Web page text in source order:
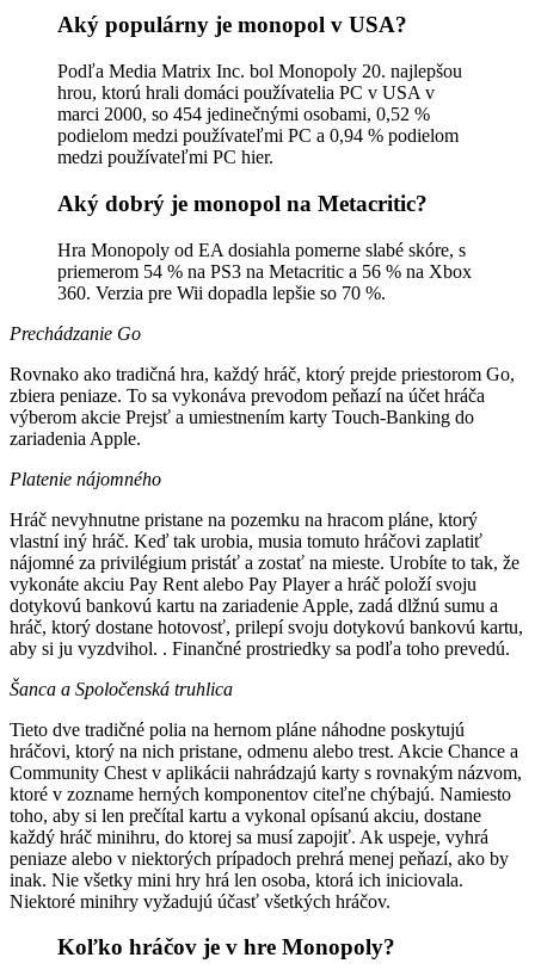
Aký populárny je monopol v USA?
Podľa Media Matrix Inc. bol Monopoly 20. najlepšou
hrou, ktorú hrali domáci používatelia PC v USA v
marci 2000, so 454 jedinečnými osobami, 0,52 %
podielom medzi používateľmi PC a 0,94 % podielom
medzi používateľmi PC hier.
Aký dobrý je monopol na Metacritic?
Hra Monopoly od EA dosiahla pomerne slabé skóre, s
priemerom 54 % na PS3 na Metacritic a 56 % na Xbox
360. Verzia pre Wii dopadla lepšie so 70 %.
Prechádzanie Go
Rovnako ako tradičná hra, každý hráč, ktorý prejde priestorom Go,
zbiera peniaze. To sa vykonáva prevodom peňazí na účet hráča
výberom akcie Prejsť a umiestnením karty Touch-Banking do
zariadenia Apple.
Platenie nájomného
Hráč nevyhnutne pristane na pozemku na hracom pláne, ktorý
vlastní iný hráč. Keď tak urobia, musia tomuto hráčovi zaplatiť
nájomné za privilégium pristáť a zostať na mieste. Urobíte to tak, že
vykonáte akciu Pay Rent alebo Pay Player a hráč položí svoju
dotykovú bankovú kartu na zariadenie Apple, zadá dlžnú sumu a
hráč, ktorý dostane hotovosť, prilepí svoju dotykovú bankovú kartu,
aby si ju vyzdvihol. . Finančné prostriedky sa podľa toho prevedú.
Šanca a Spoločenská truhlica
Tieto dve tradičné polia na hernom pláne náhodne poskytujú
hráčovi, ktorý na nich pristane, odmenu alebo trest. Akcie Chance a
Community Chest v aplikácii nahrádzajú karty s rovnakým názvom,
ktoré v zozname herných komponentov citeľne chýbajú. Namiesto
toho, aby si len prečítal kartu a vykonal opísanú akciu, dostane
každý hráč minihru, do ktorej sa musí zapojiť. Ak uspeje, vyhrá
peniaze alebo v niektorých prípadoch prehrá menej peňazí, ako by
inak. Nie všetky mini hry hrá len osoba, ktorá ich iniciovala.
Niektoré minihry vyžadujú účasť všetkých hráčov.
Koľko hráčov je v hre Monopoly?